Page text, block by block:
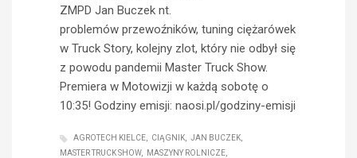
ZMPD Jan Buczek nt.
problemów przewoźników, tuning ciężarówek
w Truck Story, kolejny zlot, który nie odbył się
z powodu pandemii Master Truck Show.
Premiera w Motowizji w każdą sobotę o
10:35! Godziny emisji: naosi.pl/godziny-emisji
AGROTECH KIELCE CIĄGNIK
JAN BUCZEK
MASTER TRUCK SHOW
MASZYNY ROLNICZE